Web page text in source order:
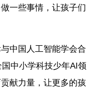
一些事情，让孩子们
中国人工智能学会合
中小学科技少年AI领
献力量，让更多的孩